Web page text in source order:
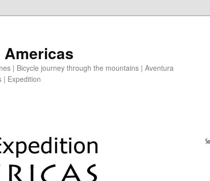
| Bicycle journey through the mountains | Aventura
| Expedition